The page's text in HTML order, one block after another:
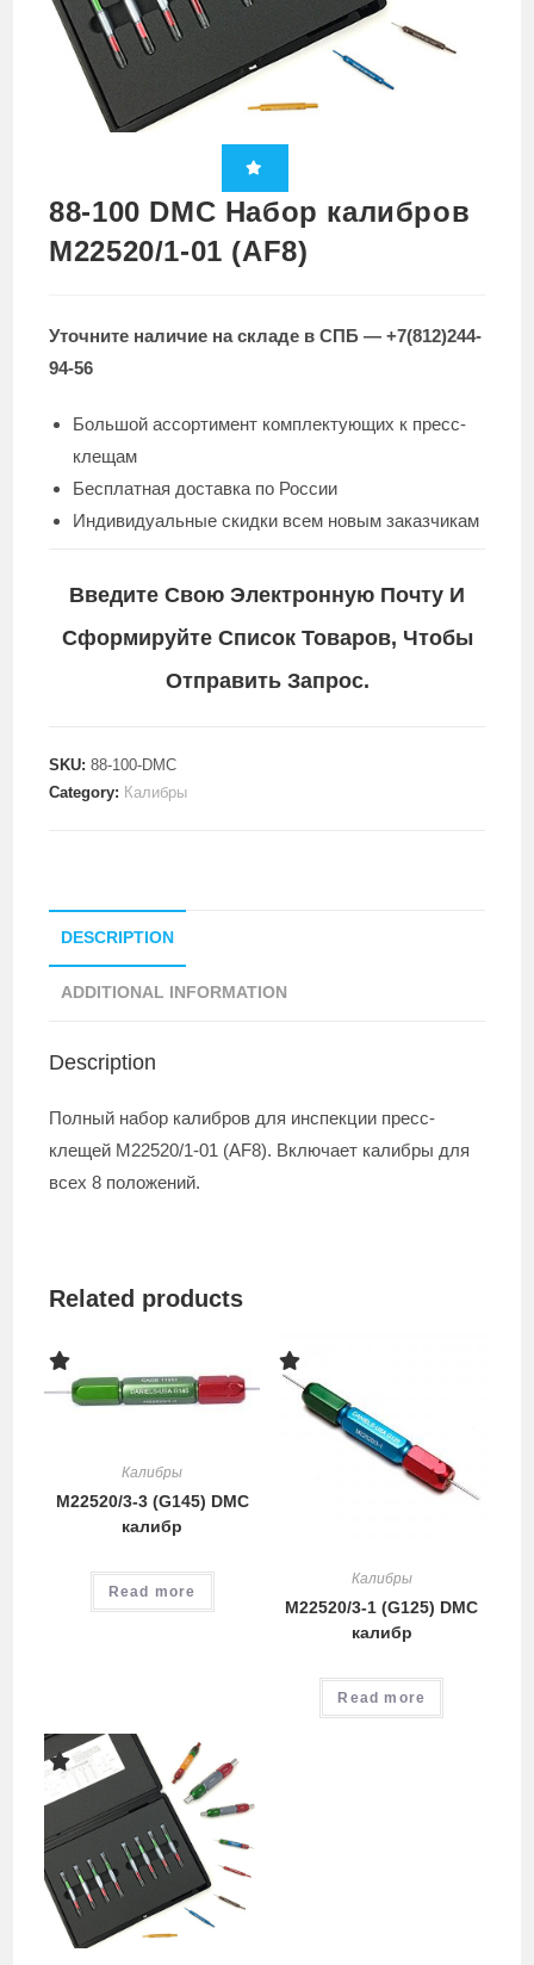
88-100 DMC Набор калибров
M22520/1-01 (AF8)
Уточните наличие на складе в СПБ — +7(812)244-
94-56
Большой ассортимент комплектующих к пресс-
клещам
Бесплатная доставка по России
Индивидуальные скидки всем новым заказчикам
Введите Свою Электронную Почту И
Сформируйте Список Товаров, Чтобы
Отправить Запрос.
SKU:88-100-DMC
Category: Калибры
DESCRIPTION
ADDITIONAL INFORMATION
Description
Полный набор калибров для инспекции пресс-
клещей M22520/1-01 (AF8). Включает калибры для
всех 8 положений.
Related products
Калибры
M22520/3-3 (G145) DMC
калибр
Read more
Калибры
M22520/3-1 (G125) DMC
калибр
Read more